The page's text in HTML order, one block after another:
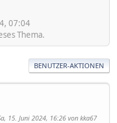
07:04
Thema.
BENUTZER-AKTIONEN
15. Juni 2024, 16:26 von kka67